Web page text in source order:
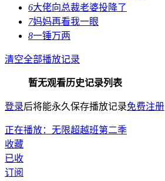
6大佬向总裁老婆投降了
7妈妈再看我一眼
8一锤万两
清空全部播放记录
暂无观看历史记录列表
登录后将能永久保存播放记录免费注册
正在播放：无限超越班第二季
收藏
已收
订阅